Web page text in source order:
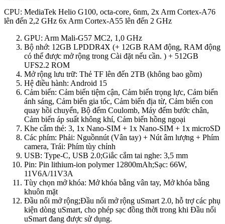
CPU: MediaTek Helio G100, octa-core, 6nm, 2x Arm Cortex-A76
lên đến 2,2 GHz 6x Arm Cortex-A55 lên đến 2 GHz
GPU: Arm Mali-G57 MC2, 1,0 GHz
Bộ nhớ: 12GB LPDDR4X (+ 12GB RAM động, RAM động
có thể được mở rộng trong Cài đặt nếu cần. ) + 512GB
UFS2.2 ROM
Mở rộng lưu trữ: Thẻ TF lên đến 2TB (không bao gồm)
Hệ điều hành: Android 15
Cảm biến: Cảm biến tiệm cận, Cảm biến trọng lực, Cảm biến
ánh sáng, Cảm biến gia tốc, Cảm biến địa từ, Cảm biến con
quay hồi chuyển, Bộ đếm Coulomb, Máy đếm bước chân,
Cảm biến áp suất không khí, Cảm biến hồng ngoại
Khe cắm thẻ: 3, 1x Nano-SIM + 1x Nano-SIM + 1x microSD
Các phím: Phải: Nguồnnút (Vân tay) + Nút âm lượng + Phím
camera, Trái: Phím tùy chỉnh
USB: Type-C, USB 2.0;Giắc cắm tai nghe: 3,5 mm
Pin: Pin lithium-ion polymer 12800mAh;Sạc: 66W,
11V6A/11V3A
Tùy chọn mở khóa: Mở khóa bằng vân tay, Mở khóa bằng
khuôn mặt
Đầu nối mở rộng;Đầu nối mở rộng uSmart 2.0, hỗ trợ các phụ
kiện dòng uSmart, cho phép sạc đồng thời trong khi Đầu nối
uSmart đang được sử dụng.